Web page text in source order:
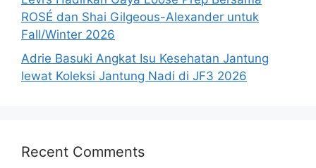
ROSÉ dan Shai Gilgeous-Alexander untuk
Fall/Winter 2026
Adrie Basuki Angkat Isu Kesehatan Jantung
lewat Koleksi Jantung Nadi di JF3 2026
Recent Comments